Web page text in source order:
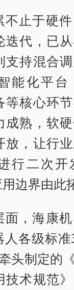
不止于硬
迭代，已
支持混合
能化平台
等核心环
成熟，软
放，让行
行二次开
边界由此
面，海康
各级标
头制定的
术规范》